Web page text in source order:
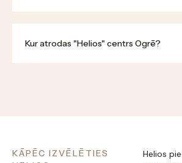
Kur atrodas "Helios" centrs Ogrē?
KĀPĒC IZVĒLĒTIES
Helios